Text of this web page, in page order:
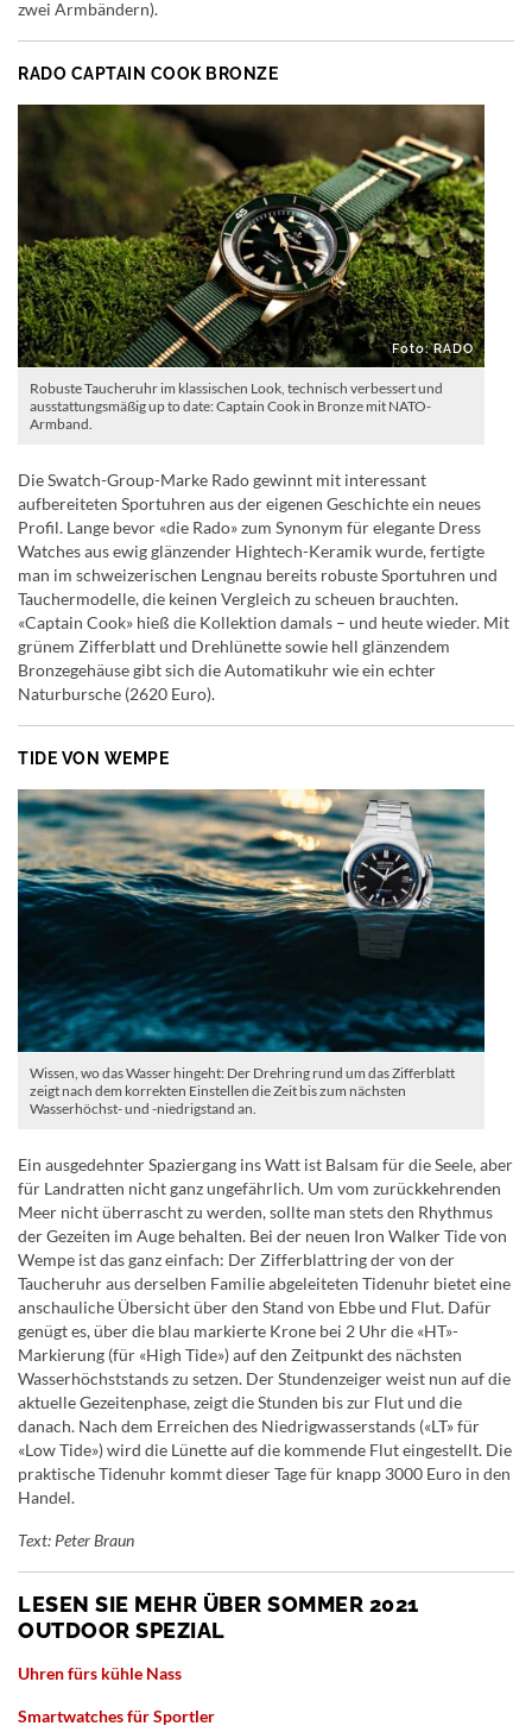
zwei Armbändern).
RADO CAPTAIN COOK BRONZE
Foto: RADO
Robuste Taucheruhr im klassischen Look, technisch verbessert und
ausstattungsmäßig up to date: Captain Cook in Bronze mit NATO-
Armband.
Die Swatch-Group-Marke Rado gewinnt mit interessant
aufbereiteten Sportuhren aus der eigenen Geschichte ein neues
Profil. Lange bevor «die Rado» zum Synonym für elegante Dress
Watches aus ewig glänzender Hightech-Keramik wurde, fertigte
man im schweizerischen Lengnau bereits robuste Sportuhren und
Tauchermodelle, die keinen Vergleich zu scheuen brauchten.
«Captain Cook» hieß die Kollektion damals – und heute wieder. Mit
grünem Zifferblatt und Drehlünette sowie hell glänzendem
Bronzegehäuse gibt sich die Automatikuhr wie ein echter
Naturbursche (2620 Euro).
TIDE VON WEMPE
Wissen, wo das Wasser hingeht: Der Drehring rund um das Zifferblatt
zeigt nach dem korrekten Einstellen die Zeit bis zum nächsten
Wasserhöchst- und -niedrigstand an.
Ein ausgedehnter Spaziergang ins Watt ist Balsam für die Seele, aber
für Landratten nicht ganz ungefährlich. Um vom zurückkehrenden
Meer nicht überrascht zu werden, sollte man stets den Rhythmus
der Gezeiten im Auge behalten. Bei der neuen Iron Walker Tide von
Wempe ist das ganz einfach: Der Zifferblattring der von der
Taucheruhr aus derselben Familie abgeleiteten Tidenuhr bietet eine
anschauliche Übersicht über den Stand von Ebbe und Flut. Dafür
genügt es, über die blau markierte Krone bei 2 Uhr die «HT»-
Markierung (für «High Tide») auf den Zeitpunkt des nächsten
Wasserhöchststands zu setzen. Der Stundenzeiger weist nun auf die
aktuelle Gezeitenphase, zeigt die Stunden bis zur Flut und die
danach. Nach dem Erreichen des Niedrigwasserstands («LT» für
«Low Tide») wird die Lünette auf die kommende Flut eingestellt. Die
praktische Tidenuhr kommt dieser Tage für knapp 3000 Euro in den
Handel.
Text: Peter Braun
LESEN SIE MEHR ÜBER SOMMER 2021
OUTDOOR SPEZIAL
Uhren fürs kühle Nass
Smartwatches für Sportler